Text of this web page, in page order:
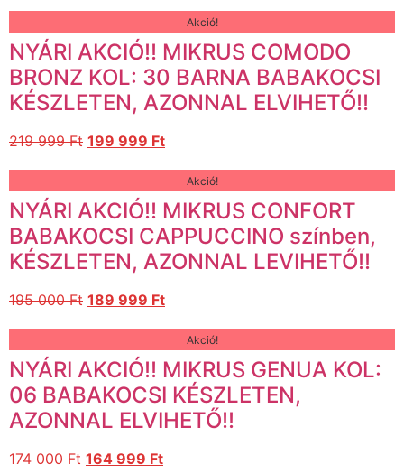
Akció!
NYÁRI AKCIÓ!! MIKRUS COMODO
BRONZ KOL: 30 BARNA BABAKOCSI
KÉSZLETEN, AZONNAL ELVIHETŐ!!
219 999Ft 199 999 Ft
Akció!
NYÁRI AKCIÓ!! MIKRUS CONFORT
BABAKOCSI CAPPUCCINO színben,
KÉSZLETEN, AZONNAL LEVIHETŐ!!
195 000Ft 189 999 Ft
Akció!
NYÁRI AKCIÓ!! MIKRUS GENUA KOL:
06 BABAKOCSI KÉSZLETEN,
AZONNAL ELVIHETŐ!!
174 000Ft 164 999 Ft